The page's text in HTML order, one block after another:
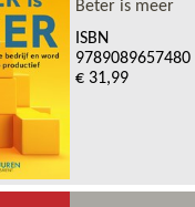
Beter is meer
ISBN
9789089657480|
€ 31,99